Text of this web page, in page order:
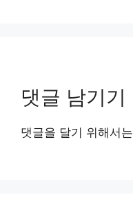
댓글 남기기
댓글을 달기 위해서는